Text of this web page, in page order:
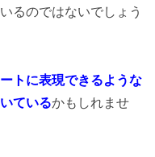
るのではないでしょう
トに表現できるような
ているかもしれませ